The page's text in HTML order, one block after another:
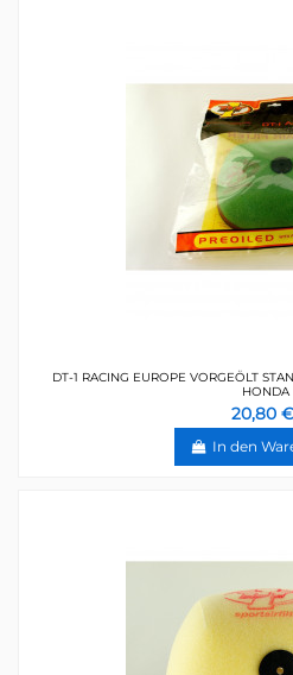
DT-1 RACING EUROPE VORGEÖLT
HONDA
20,80
In den